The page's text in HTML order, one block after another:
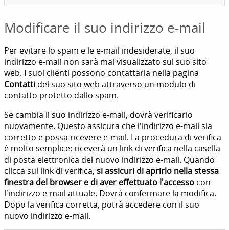
Modificare il suo indirizzo e-mail
Per evitare lo spam e le e-mail indesiderate, il suo
indirizzo e-mail non sarà mai visualizzato sul suo sito
web. I suoi clienti possono contattarla nella pagina
Contatti del suo sito web attraverso un modulo di
contatto protetto dallo spam.
Se cambia il suo indirizzo e-mail, dovrà verificarlo
nuovamente. Questo assicura che l'indirizzo e-mail sia
corretto e possa ricevere e-mail. La procedura di verifica
è molto semplice: riceverà un link di verifica nella casella
di posta elettronica del nuovo indirizzo e-mail. Quando
clicca sul link di verifica, si assicuri di aprirlo nella stessa
finestra del browser e di aver effettuato l'accesso con
l'indirizzo e-mail attuale. Dovrà confermare la modifica.
Dopo la verifica corretta, potrà accedere con il suo
nuovo indirizzo e-mail.